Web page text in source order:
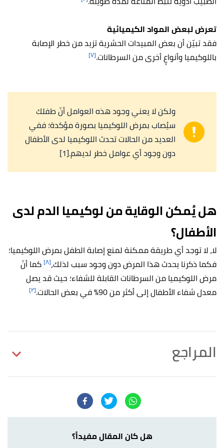
تعرض لبعض المواد الكيميائية
فقد تبيّن أن بعض المبيدات الحشرية تزيد من خطر الإصابة
باللوكيميا وأنواعٍ أخرى من السرطانات.[٧]
ولكن لا يعني وجود هذه العوامل أنّ طفلك
سيُصاب بمرض اللوكيميا بصورة مؤكدة؛ ففي
العديد من الحالات تحدث اللوكيميا لدى الأطفال
دون وجود أي عوامل خطر لديهم.[1]
هل يُمكن الوقاية من لوكيميا الدم لدى
الأطفال؟
لا، لا توجد أي طريقة ممكنة لمنع إصابة الطفل بمرض اللوكيميا؛
فكما ذكرنا يحدث هذا المرض دون وجود سبب لذلك،[٨]
كما أنّ
مرض اللوكيميا من السرطانات القابلة للشفاء؛ حيث قد يصل
معدل شفاء الأطفال إلى أكثر من 90% في بعض الحالات.
[٢]
المراجع
^أبت"Leukemia"
,kidshealth, Retrieved 3/7/2023.
هل كان المقال مفيداً؟